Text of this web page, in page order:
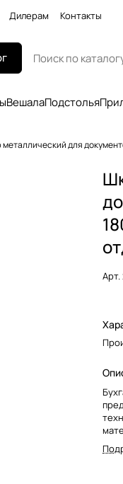
Дилерам Контакты
ВешалаПодстолья
для
Арт.
Два